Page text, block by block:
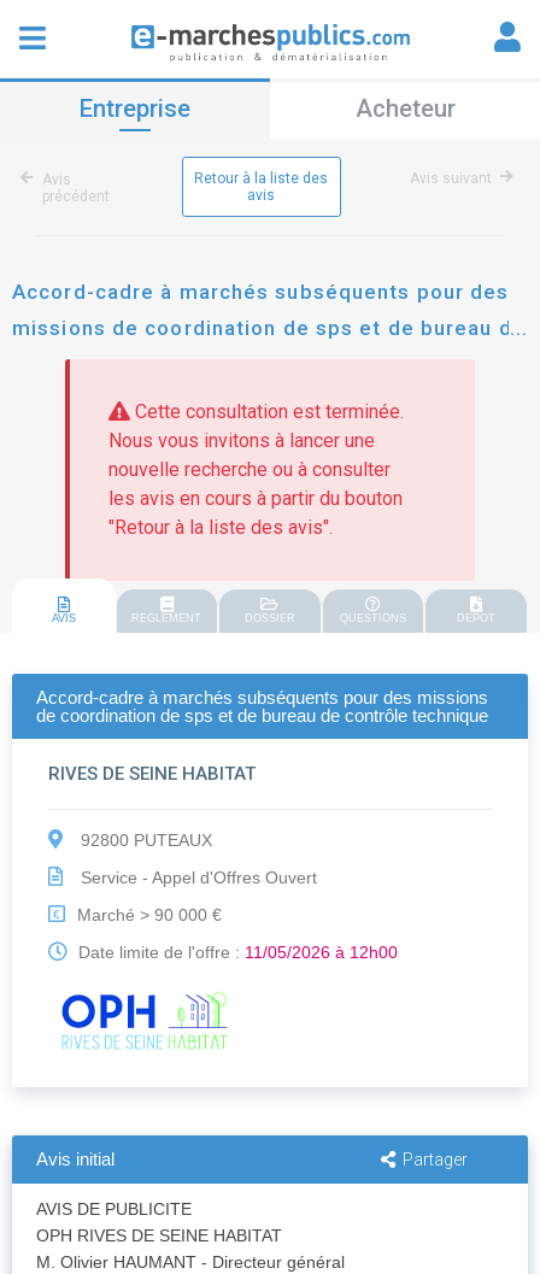
Entreprise Acheteur
Avis
précédent
Retour à la liste des
avis
Avis suivant
Accord-cadre à marchés subséquents pour des
missions de coordination de sps et de bureau de
contrôle technique
Cette consultation est terminée.
Nous vous invitons à lancer une
nouvelle recherche ou à consulter
les avis en cours à partir du bouton
"Retour à la liste des avis".
AVIS REGLEMENT DOSSIER QUESTIONS DEPOT
Accord-cadre à marchés subséquents pour des missions
de coordination de sps et de bureau de contrôle technique
RIVES DE SEINE HABITAT
92800 PUTEAUX
Service - Appel d'Offres Ouvert
€
Marché > 90 000 €
Date limite de l'offre : 11/05/2026 à 12h00
Avis initial Partager
AVIS DE PUBLICITE
OPH RIVES DE SEINE HABITAT
M. Olivier HAUMANT - Directeur général